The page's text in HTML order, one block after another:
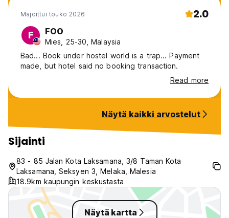
Majoittui touko 2026 2.0
F FOO
Mies, 25-30, Malaysia
Bad... Book under hostel world is a trap... Payment
made, but hotel said no booking transaction.
Read more
Näytä kaikki arvostelut
Sijainti
83 - 85 Jalan Kota Laksamana, 3/8 Taman Kota
Laksamana, Seksyen 3, Melaka, Malesia
18.9km kaupungin keskustasta
Näytä kartta